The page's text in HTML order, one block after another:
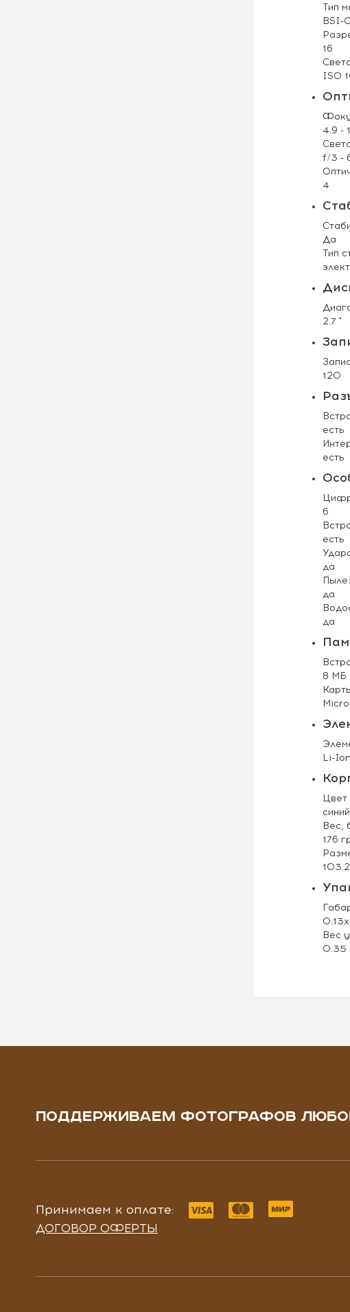
Тип
BSI-
16
ISO
4.9 -
f/3 -
4
Да
Тип
2.7 "
120
есть
есть
6
есть
да
да
да
8 МБ
Li-
Цвет
синий
Вес,
176
Вес
0.35
ПОДДЕРЖИВАЕМ ФОТОГРАФОВ
Принимаем к оплате:
ДОГОВОР ОФЕРТЫ